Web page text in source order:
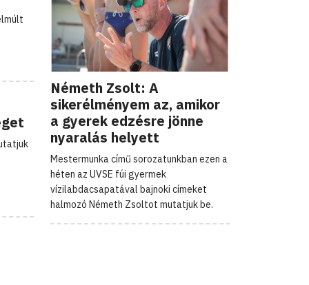
Németh Zsolt: A
sikerélményem az, amikor
a gyerek edzésre jönne
nyaralás helyett
Mestermunka című sorozatunkban ezen a
héten az UVSE fúi gyermek
vízilabdacsapatával bajnoki címeket
halmozó Németh Zsoltot mutatjuk be.